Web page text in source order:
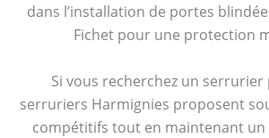
dans l’installation de portes
Fichet pour une protection
Si vous recherchez un serrurier
serruriers Harmignies proposent
compétitifs tout en maintenant un